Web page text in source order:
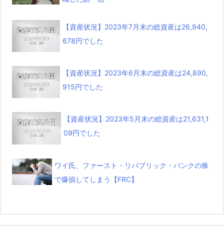
【資産状況】2023年7月末の総資産は26,940,
678円でした
【資産状況】2023年6月末の総資産は24,890,
915円でした
【資産状況】2023年5月末の総資産は21,631,1
09円でした
ワイ氏、ファースト・リパブリック・バンクの株
で爆損してしまう【FRC】